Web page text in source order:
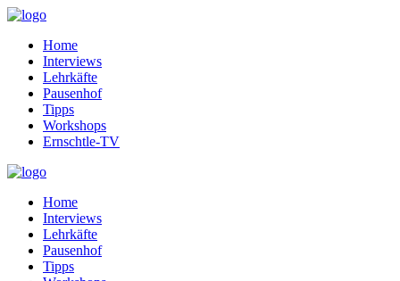
Home
Interviews
Lehrkäfte
Pausenhof
Tipps
Workshops
Ernschtle-TV
Home
Interviews
Lehrkäfte
Pausenhof
Tipps